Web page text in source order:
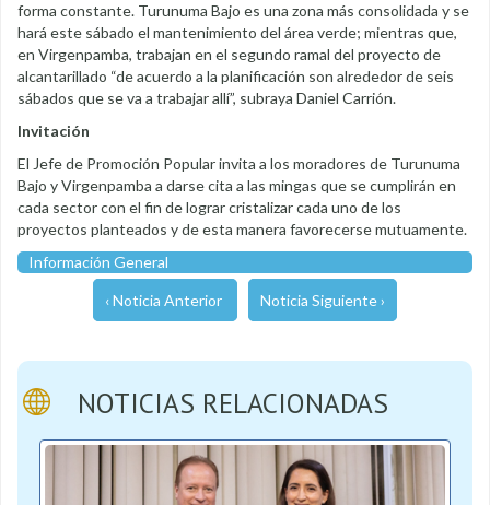
forma constante. Turunuma Bajo es una zona más consolidada y se
hará este sábado el mantenimiento del área verde; mientras que,
en Virgenpamba, trabajan en el segundo ramal del proyecto de
alcantarillado “de acuerdo a la planificación son alrededor de seis
sábados que se va a trabajar allí”, subraya Daniel Carrión.
Invitación
El Jefe de Promoción Popular invita a los moradores de Turunuma
Bajo y Virgenpamba a darse cita a las mingas que se cumplirán en
cada sector con el fin de lograr cristalizar cada uno de los
proyectos planteados y de esta manera favorecerse mutuamente.
Información General
‹ Noticia Anterior Noticia Siguiente ›
NOTICIAS RELACIONADAS